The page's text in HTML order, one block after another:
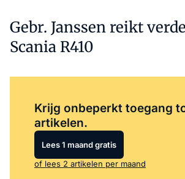
Gebr. Janssen reikt
Scania R410
Krijg onbeperkt toegang
artikelen.
Lees 1 maand gratis
of lees 2 artikelen per maand